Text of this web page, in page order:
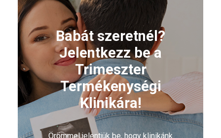
Babát szeretnél?
Jelentkezz be a
Trimeszter
Termékenységi
Klinikára!
Örömmel jelentjük be, hogy klinikánk